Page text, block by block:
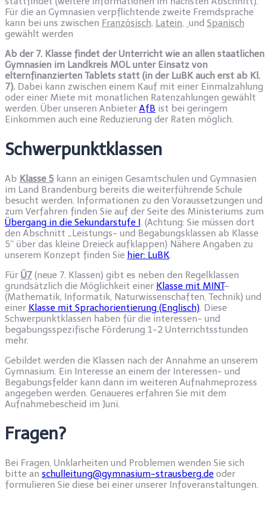
Für die an Gymnasien verpflichtende zweite Fremdsprache
kann bei uns zwischen Französisch, Latein, und Spanisch
gewählt werden
Ab der 7. Klasse findet der Unterricht wie an allen staatlichen
Gymnasien im Landkreis MOL unter Einsatz von
elternfinanzierten Tablets statt (in der LuBK auch erst ab Kl.
7). Dabei kann zwischen einem Kauf mit einer Einmalzahlung
oder einer Miete mit monatlichen Ratenzahlungen gewählt
werden. Über unseren Anbieter AfB ist bei geringem
Einkommen auch eine Reduzierung der Raten möglich.
Schwerpunktklassen
Ab Klasse 5 kann an einigen Gesamtschulen und Gymnasien
im Land Brandenburg bereits die weiterführende Schule
besucht werden. Informationen zu den Voraussetzungen und
zum Verfahren finden Sie auf der Seite des Ministeriums zum
Übergang in die Sekundarstufe I. (Achtung: Sie müssen dort
den Abschnitt „Leistungs- und Begabungsklassen ab Klasse
5“ über das kleine Dreieck aufklappen) Nähere Angaben zu
unserem Konzept finden Sie hier: LuBK.
Für Ü7 (neue 7. Klassen) gibt es neben den Regelklassen
grundsätzlich die Möglichkeit einer Klasse mit MINT–
(Mathematik, Informatik, Naturwissenschaften, Technik) und
einer Klasse mit Sprachorientierung (Englisch). Diese
Schwerpunktklassen haben für die interessen- und
begabungsspezifische Förderung 1-2 Unterrichtsstunden
mehr.
Gebildet werden die Klassen nach der Annahme an unserem
Gymnasium. Ein Interesse an einem der Interessen- und
Begabungsfelder kann dann im weiteren Aufnahmeprozess
angegeben werden. Genaueres erfahren Sie mit dem
Aufnahmebescheid im Juni.
Fragen?
Bei Fragen, Unklarheiten und Problemen wenden Sie sich
bitte an schulleitung@gymnasium-strausberg.de oder
formulieren Sie diese bei einer unserer Infoveranstaltungen.